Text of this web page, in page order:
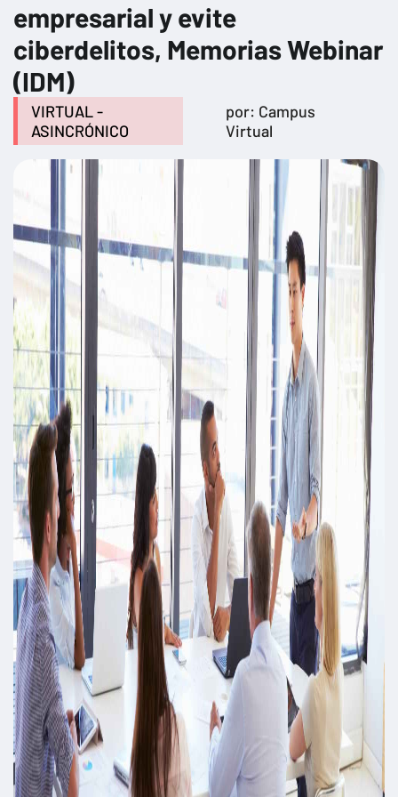
empresarial y evite
ciberdelitos, Memorias Webinar
(IDM)
VIRTUAL -
ASINCRÓNICO
por: Campus
Virtual